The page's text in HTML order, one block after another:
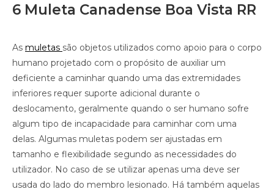
6 Muleta Canadense Boa Vista RR
As muletas são objetos utilizados como apoio para o corpo
humano projetado com o propósito de auxiliar um
deficiente a caminhar quando uma das extremidades
inferiores requer suporte adicional durante o
deslocamento, geralmente quando o ser humano sofre
algum tipo de incapacidade para caminhar com uma
delas. Algumas muletas podem ser ajustadas em
tamanho e flexibilidade segundo as necessidades do
utilizador. No caso de se utilizar apenas uma deve ser
usada do lado do membro lesionado. Há também aquelas